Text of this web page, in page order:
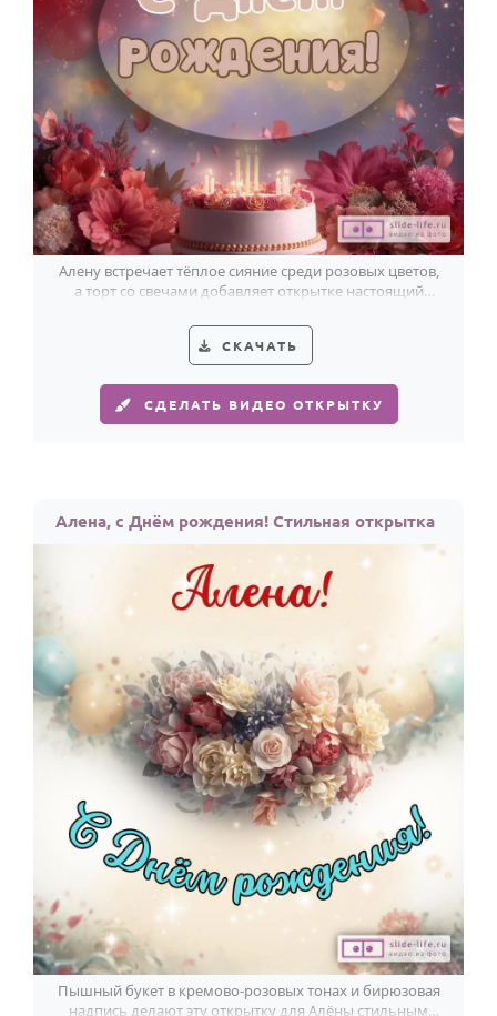
Алену встречает тёплое сияние среди розовых цветов,
а торт со свечами добавляет открытке настоящий
СКАЧАТЬ
СДЕЛАТЬ ВИДЕО ОТКРЫТКУ
Алена, с Днём рождения! Стильная открытка
Пышный букет в кремово-розовых тонах и бирюзовая
надпись делают эту открытку для Алёны стильным